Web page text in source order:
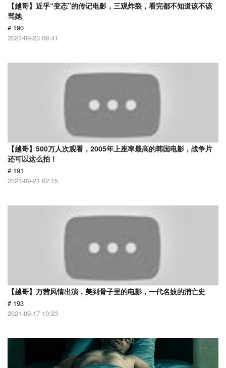
【越哥】近乎“变态”的传记电影，三观炸裂，看完都不知道该不该
骂她
# 190
2021-09-23 09:41
【越哥】500万人次观看，2005年上座率最高的韩国电影，战争片
还可以这么拍！
# 191
2021-09-21 02:15
【越哥】万茜风情出演，美到骨子里的电影，一代名妓的消亡史
# 193
2021-09-17 10:23